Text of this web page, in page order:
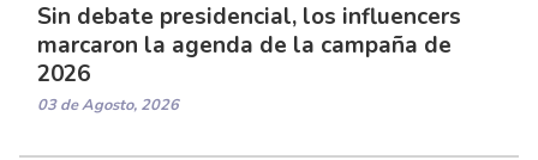
Sin debate presidencial, los influencers
marcaron la agenda de la campaña de
2026
03 de Agosto, 2026